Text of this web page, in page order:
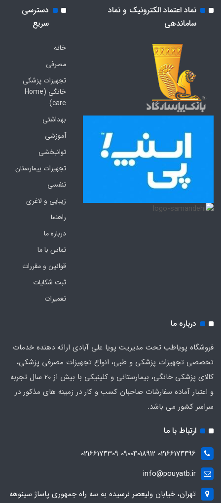
نماد اعتماد الکترونیک و نماد
ساماندهی
دسترسی
سریع
خانه
مصرفی
تجهیزات پزشکی
خانگی (Home
care)
بهداشتی
آموزشی
توانبخشی
تجهیزات بیمارستان
تنفسی
زیبایی و لاغری
راهنما
درباره ما
تماس با ما
قوانین و مقررات
ثبت شکایات
تعمیرات
درباره ما
فروشگاه پویاطب تحت مدیریت پویا علی آبادی ارائه دهنده خدمات
تخصصی تجهیزات پزشکی و طبی، انواع تجهیزات مصرفی پزشکی،
کالای پزشکی خانگی، بیمارستانی و کلینیکی با بیش از 20 سال تجربه
و اعتبار آماده سفارشات صاحبان کسب و کار در زمینه های مذکور در
سراسر کشور می باشد.
ارتباط با ما
02166174496 09004018912 02166174309
info@pouyatb.ir
تهران، خیابان ولیعصر نرسیده به سه راه جمهوری پاساژ سینوهه